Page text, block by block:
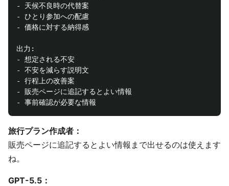
- 天候不良時の代替案
- ひとり参加への配慮
- 価格に対する納得感
出力:
- 想定される不安
- 不安を減らす説明文
- 行程上の改善案
- 販売ページに追記するとよい情報
旅行プラン作成者：
販売ページに追記するとよい情報まで出せるのは使えます
ね。
GPT-5.5：